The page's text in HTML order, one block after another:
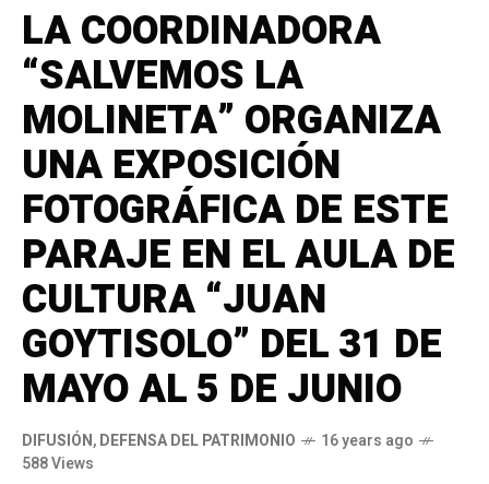
LA COORDINADORA
“SALVEMOS LA
MOLINETA” ORGANIZA
UNA EXPOSICIÓN
FOTOGRÁFICA DE ESTE
PARAJE EN EL AULA DE
CULTURA “JUAN
GOYTISOLO” DEL 31 DE
MAYO AL 5 DE JUNIO
DIFUSIÓN,DEFENSA DEL PATRIMONIO
16 years ago
588 Views